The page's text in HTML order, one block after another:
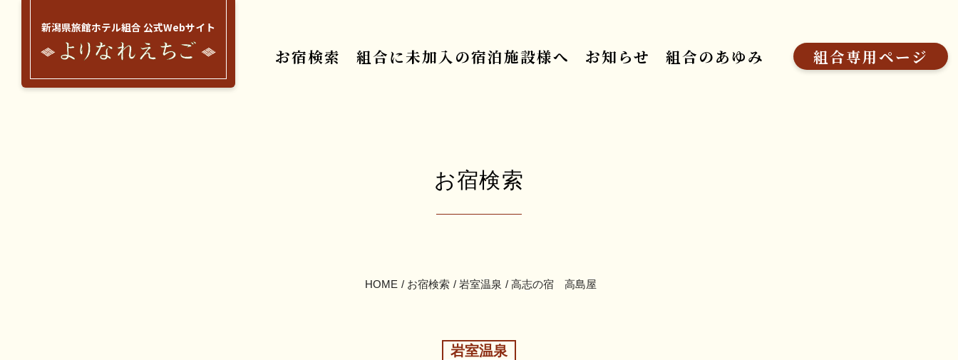
新潟県旅館ホテル組合 公式Webサイト
お宿検索 組合に未加入の宿泊施設様へ お知らせ 組合のあゆみ 組合専用ページ
お宿検索
HOME お宿検索 岩室温泉 高志の宿 高島屋
岩室温泉